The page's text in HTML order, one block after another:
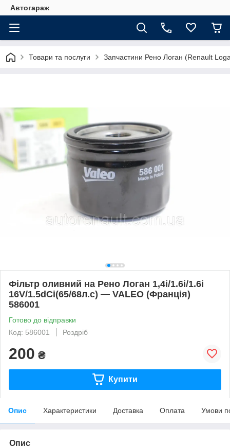
Автогараж
Товари та послуги Запчастини Рено Логан (Renault
Фільтр оливний на Рено Логан 1,4i/1.6i/1.6i
16V/1.5dCi(65/68л.с) — VALEO (Франція)
586001
Готово до відправки
Код: 586001
Роздріб
200 ₴
Купити
Опис Характеристики Доставка Оплата Умови
Опис